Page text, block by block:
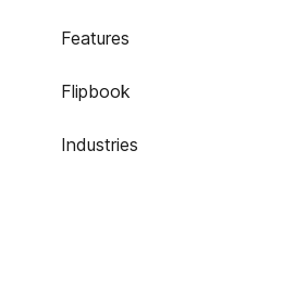
Features
Flipbook
Industries